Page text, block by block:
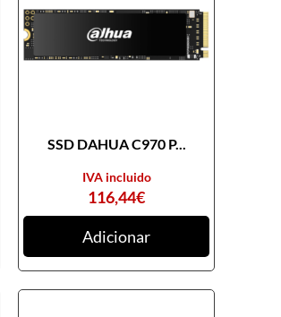
SSD DAHUA C970 P...
116,44€
IVA incluido
Adicionar